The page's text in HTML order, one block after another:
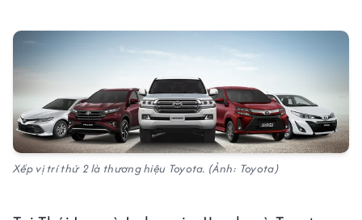
Xếp vị trí thứ 2 là thương hiệu Toyota. (Ảnh: Toyota)